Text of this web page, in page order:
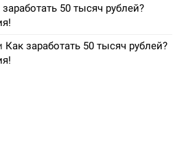
заработать 50 тысяч рублей?
Как заработать 50 тысяч рублей?